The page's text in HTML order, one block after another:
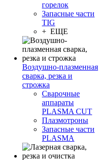
горелок
Запасные части
TIG
+ ЕЩЕ
Воздушно-плазменная
сварка, резка и
строжка
Сварочные
аппараты
PLASMA CUT
Плазмотроны
Запасные части
PLASMA